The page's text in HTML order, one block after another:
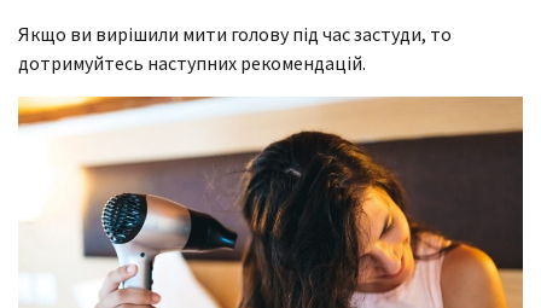
Якщо ви вирішили мити голову під час застуди, то
дотримуйтесь наступних рекомендацій.